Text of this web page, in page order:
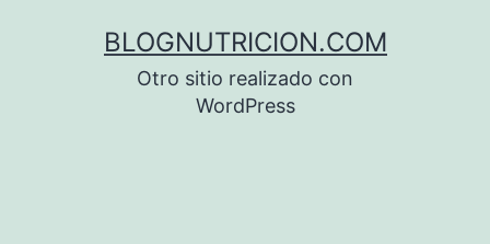
BLOGNUTRICION.COM
Otro sitio realizado con
WordPress